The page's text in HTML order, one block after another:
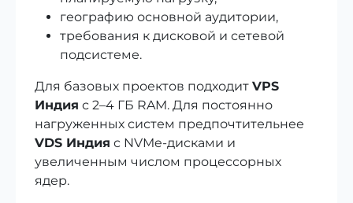
географию основной аудитории,
требования к дисковой и сетевой
подсистеме.
Для базовых проектов подходит VPS
Индия с 2–4 ГБ RAM. Для постоянно
нагруженных систем предпочтительнее
VDS Индия с NVMe-дисками и
увеличенным числом процессорных
ядер.